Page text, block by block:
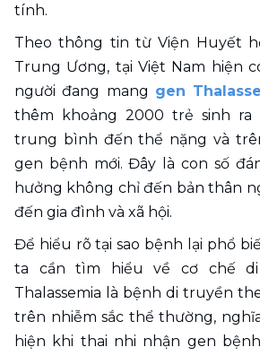
tính.
Theo thông tin từ Viện Huyết
Trung Ương, tại Việt Nam hiện
người đang mang gen
thêm khoảng 2000 trẻ sinh
trung bình đến thể nặng và
gen bệnh mới. Đây là con số
hưởng không chỉ đến bản thân
đến gia đình và xã hội.
Để hiểu rõ tại sao bệnh lại phổ
ta cần tìm hiểu về cơ chế
Thalassemia là bệnh di truyền
trên nhiễm sắc thể thường,
hiện khi thai nhi nhận gen